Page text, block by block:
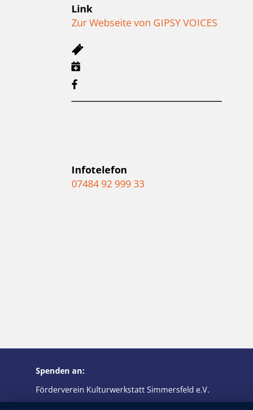
Link
Zur Webseite von GIPSY VOICES
Infotelefon
07484 92 999 33
Spenden an:
Förderverein Kulturwerkstatt Simmersfeld e.V.
function scrollHeaderFunction(){ ?>